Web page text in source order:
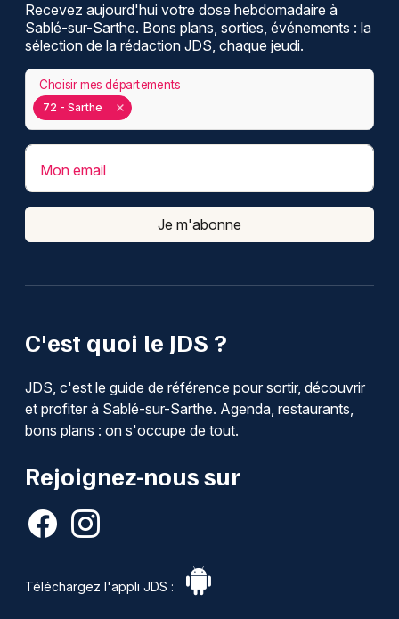
C'est quoi le JDS ?
JDS, c'est le guide de référence pour sortir, découvrir
et profiter à Sablé-sur-Sarthe. Agenda, restaurants,
bons plans : on s'occupe de tout.
Rejoignez-nous sur
Téléchargez l'appli JDS :
Recevez aujourd'hui votre dose hebdomadaire à
Sablé-sur-Sarthe. Bons plans, sorties, événements : la
sélection de la rédaction JDS, chaque jeudi.
72 - Sarthe
Choisir mes départements
Mon email
Je m'abonne